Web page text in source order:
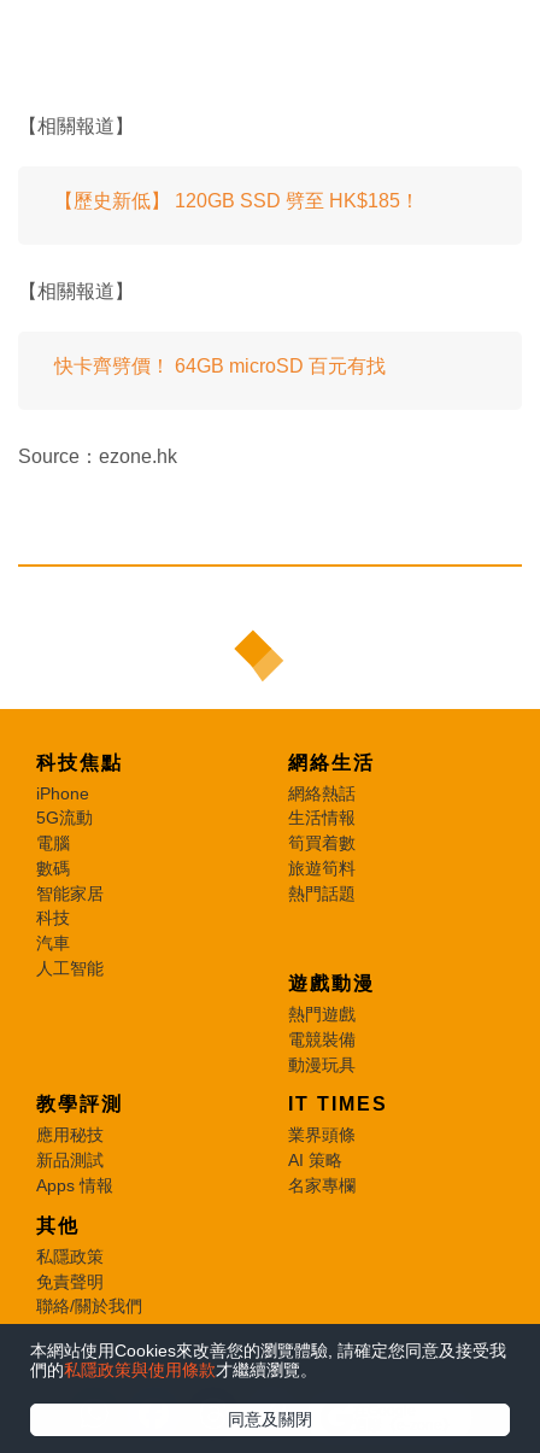
【相關報道】
【歷史新低】 120GB SSD 劈至 HK$185！
【相關報道】
快卡齊劈價！ 64GB microSD 百元有找
Source：ezone.hk
科技焦點
iPhone
5G流動
電腦
數碼
智能家居
科技
汽車
人工智能
網絡生活
網絡熱話
生活情報
筍買着數
旅遊筍料
熱門話題
遊戲動漫
熱門遊戲
電競裝備
動漫玩具
教學評測
應用秘技
新品測試
Apps 情報
IT TIMES
業界頭條
AI 策略
名家專欄
其他
私隱政策
免責聲明
聯絡/關於我們
© 2026 e-zone. All Rights Reserved.
本網站使用Cookies來改善您的瀏覽體驗, 請確定您同意及接受我
們的私隱政策與使用條款才繼續瀏覽。
同意及關閉